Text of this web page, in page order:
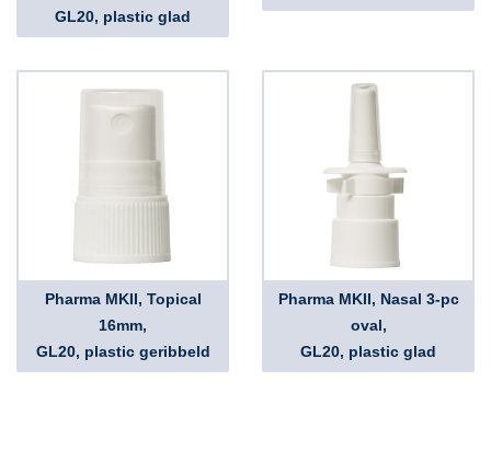
GL20, plastic glad
Pharma MKII, Topical
16mm,
GL20, plastic geribbeld
Pharma MKII, Nasal 3-pc
oval,
GL20, plastic glad